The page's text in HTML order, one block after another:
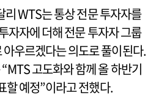
리 WTS는 통상 전문 투자자를
자자에 더해 전문 투자자 그룹
우르겠다는 의도로 풀이된다.
고도화와 함께 올 하반기
할 예정”이라고 전했다.